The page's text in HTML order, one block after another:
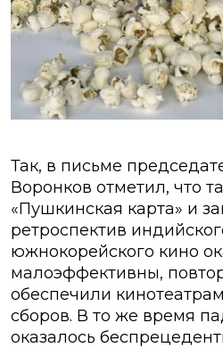
Так, в письме
Воронков отметил, что
«Пушкинская карта» и
ретроспектив
южнокорейского кино
малоэффективны,
обеспечили
сборов. В то же время
оказалось